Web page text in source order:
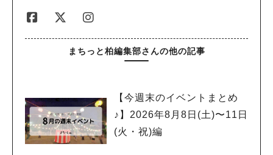
街をゆっくり散策しよう 柏駅周辺だけでなく、柏の葉エリアに
て街歩きを楽しむのもおすすめ。 普段はなかなか立ち寄らない
お店との新しい出会いがあるかもしれません。 「次はどのお店
楽しみながら、柏の街の新たな魅力にも出会えるイベントです。
お気に入りのお店を巡ったり、グルメを味わったり、思い出に残
る一枚を写真に収めたり…。 この夏だけの特別な街歩きを、ぜ
ひ楽しんでみてくださいね。
まちっと柏編集部さんの他の記事
【今週末のイベントまとめ
♪】2026年8月8日(土)〜11日
(火・祝)編